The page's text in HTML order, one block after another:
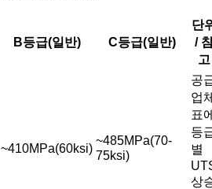
B등급(일반) C등급(일반)
단
/
고
~410MPa(60ksi)
~485MPa(70-
75ksi)
공
업
표
등
별
상